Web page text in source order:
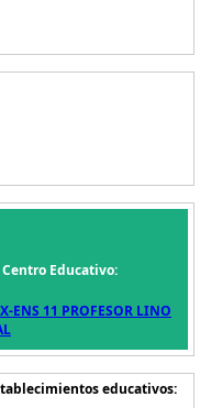
Educativo:
ENS 11 PROFESOR LINO
educativos: